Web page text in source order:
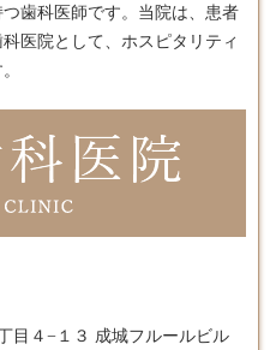
歯科医師です。​当院は、患者
医院として、ホスピタリティ
目４−１３ 成城フルールビル